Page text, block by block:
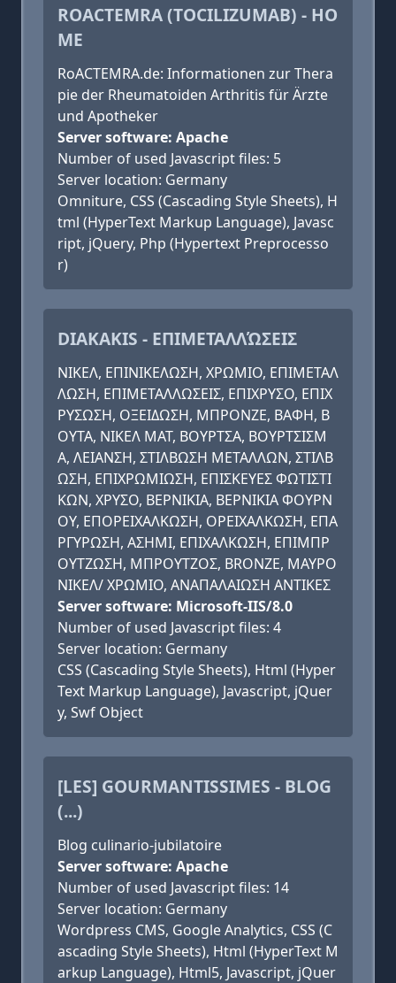
ROACTEMRA (TOCILIZUMAB) - HO
ME
RoACTEMRA.de: Informationen zur Thera
pie der Rheumatoiden Arthritis für Ärzte
und Apotheker
Server software: Apache
Number of used Javascript files: 5
Server location: Germany
Omniture, CSS (Cascading Style Sheets), H
tml (HyperText Markup Language), Javasc
ript, jQuery, Php (Hypertext Preprocesso
r)
DIAKAKIS - ΕΠΙΜΕΤΑΛΛΏΣΕΙΣ
ΝΙΚΕΛ, ΕΠΙΝΙΚΕΛΩΣΗ, ΧΡΩΜΙΟ, ΕΠΙΜΕΤΑΛ
ΛΩΣΗ, ΕΠΙΜΕΤΑΛΛΩΣΕΙΣ, ΕΠΙΧΡΥΣΟ, ΕΠΙΧ
ΡΥΣΩΣΗ, ΟΞΕΙΔΩΣΗ, ΜΠΡΟΝΖΕ, ΒΑΦΗ, Β
ΟΥΤΑ, ΝΙΚΕΛ ΜΑΤ, ΒΟΥΡΤΣΑ, ΒΟΥΡΤΣΙΣΜ
Α, ΛΕΙΑΝΣΗ, ΣΤΙΛΒΩΣΗ ΜΕΤΑΛΛΩΝ, ΣΤΙΛΒ
ΩΣΗ, ΕΠΙΧΡΩΜΙΩΣΗ, ΕΠΙΣΚΕΥΕΣ ΦΩΤΙΣΤΙ
ΚΩΝ, ΧΡΥΣΟ, ΒΕΡΝΙΚΙΑ, ΒΕΡΝΙΚΙΑ ΦΟΥΡΝ
ΟΥ, ΕΠΟΡΕΙΧΑΛΚΩΣΗ, ΟΡΕΙΧΑΛΚΩΣΗ, ΕΠΑ
ΡΓΥΡΩΣΗ, ΑΣΗΜΙ, ΕΠΙΧΑΛΚΩΣΗ, ΕΠΙΜΠΡ
ΟΥΤΖΩΣΗ, ΜΠΡΟΥΤΖΟΣ, BRONZE, ΜΑΥΡΟ
ΝΙΚΕΛ/ ΧΡΩΜΙΟ, ΑΝΑΠΑΛΑΙΩΣΗ ΑΝΤΙΚΕΣ
Server software: Microsoft-IIS/8.0
Number of used Javascript files: 4
Server location: Germany
CSS (Cascading Style Sheets), Html (Hyper
Text Markup Language), Javascript, jQuer
y, Swf Object
[LES] GOURMANTISSIMES - BLOG
(...)
Blog culinario-jubilatoire
Server software: Apache
Number of used Javascript files: 14
Server location: Germany
Wordpress CMS, Google Analytics, CSS (C
ascading Style Sheets), Html (HyperText M
arkup Language), Html5, Javascript, jQuer